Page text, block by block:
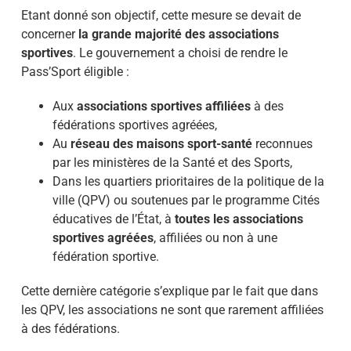
Etant donné son objectif, cette mesure se devait de
concerner la grande majorité des associations
sportives. Le gouvernement a choisi de rendre le
Pass’Sport éligible :
Aux associations sportives affiliéesà des
fédérations sportives agréées,
Au réseau des maisons sport-santéreconnues
par les ministères de la Santé et des Sports,
Dans les quartiers prioritaires de la politique de la
ville (QPV) ou soutenues par le programme Cités
éducatives de l’État, à toutes les associations
sportives agréées, affiliées ou non à une
fédération sportive.
Cette dernière catégorie s’explique par le fait que dans
les QPV, les associations ne sont que rarement affiliées
à des fédérations.